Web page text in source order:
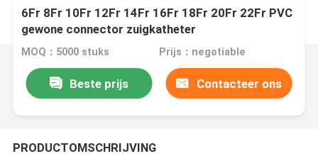
6Fr 8Fr 10Fr 12Fr 14Fr 16Fr 18Fr 20Fr 22Fr PVC
gewone connector zuigkatheter
MOQ：5000 stuks Prijs：negotiable
Beste prijs Contacteer ons
PRODUCTOMSCHRIJVING